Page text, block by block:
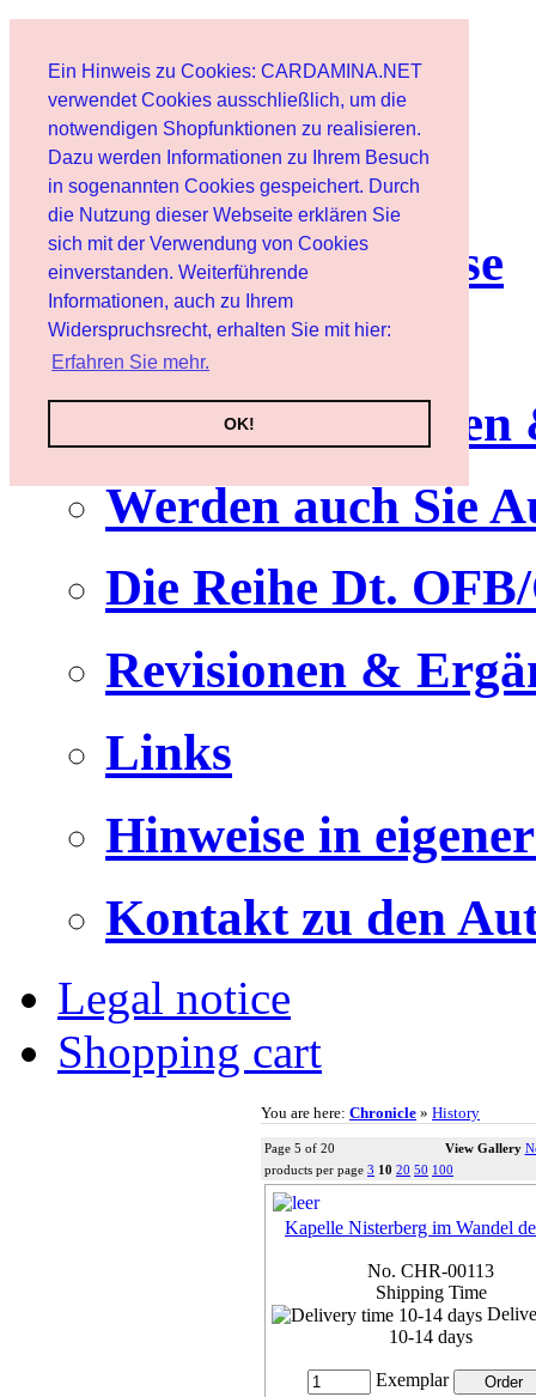
Ein Hinweis zu Cookies: CARDAMINA.NET
verwendet Cookies ausschließlich, um die
notwendigen Shopfunktionen zu realisieren.
Dazu werden Informationen zu Ihrem Besuch
in sogenannten Cookies gespeichert. Durch
die Nutzung dieser Webseite erklären Sie
sich mit der Verwendung von Cookies
einverstanden. Weiterführende
Informationen, auch zu Ihrem
Widerspruchsrecht, erhalten Sie mit hier:
Erfahren Sie mehr.
OK!
User
Newsletter
Nutzungshinweise
Service
Werden auch Sie
Die Reihe Dt.
Revisionen &
Links
Hinweise in
Kontakt zu den
Legal notice
Shopping cart
You are here: Chronicle » History
Page 5 of 20 View Gallery
products per page 3 10 20 50 100
Kapelle Nisterberg im Wandel
No. CHR-00113
Shipping Time
10-14 days
Exemplar